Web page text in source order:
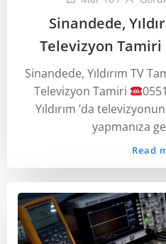
Sinandede,
Televizyon Tamiri
Sinandede, Yıldırım TV
Televizyon Tamiri
Yıldırım ’da
yapmanıza
Read